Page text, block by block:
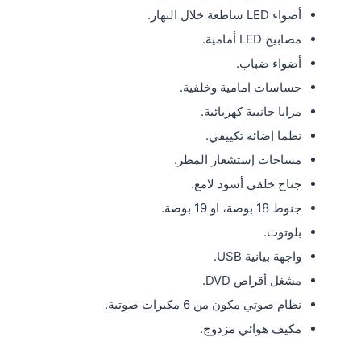
أضواء LED ساطعة خلال النهار.
مصابيح LED أمامية.
أضواء ضباب.
حساسات امامية وخلفية.
مرايا جانبية كهربائية.
نظما إضائة تكييفي.
مساحات إستشعار المطر.
جناح خلفي أسود لامع.
جنوط 18 بوصة، او 19 بوصة.
بلوتوث.
واجهة بيانية USB.
مشغل أقراص DVD.
نظام صوتي مكون من 6 مكبرات صوتية.
مكيف هوائي مزدوج.